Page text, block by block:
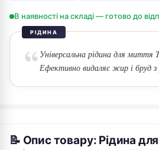
В наявності на складі — готово до
РІДИНА
Універсальна рідина для миття
Ефективно видаляє жир і бруд з
📝 Опис товару: Рідина